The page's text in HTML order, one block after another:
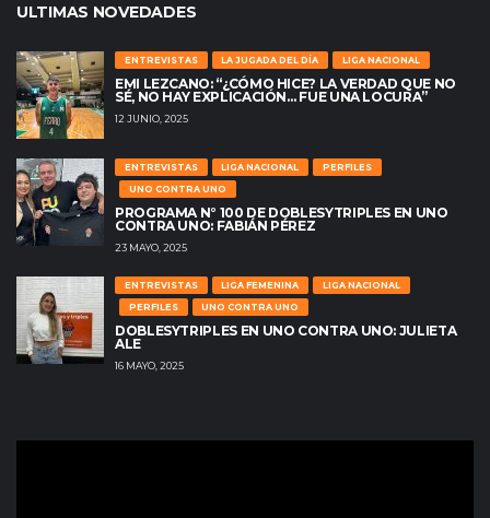
ULTIMAS NOVEDADES
ENTREVISTAS LA JUGADA DEL DÍA LIGA NACIONAL
EMI LEZCANO: “¿CÓMO HICE? LA VERDAD QUE NO
SÉ, NO HAY EXPLICACIÓN… FUE UNA LOCURA”
12 JUNIO, 2025
ENTREVISTAS LIGA NACIONAL
PERFILES
UNO CONTRA UNO
PROGRAMA N° 100 DE DOBLESYTRIPLES EN UNO
CONTRA UNO: FABIÁN PÉREZ
23 MAYO, 2025
ENTREVISTAS LIGA FEMENINA
LIGA NACIONAL
PERFILES
UNO CONTRA UNO
DOBLESYTRIPLES EN UNO CONTRA UNO: JULIETA
ALE
16 MAYO, 2025